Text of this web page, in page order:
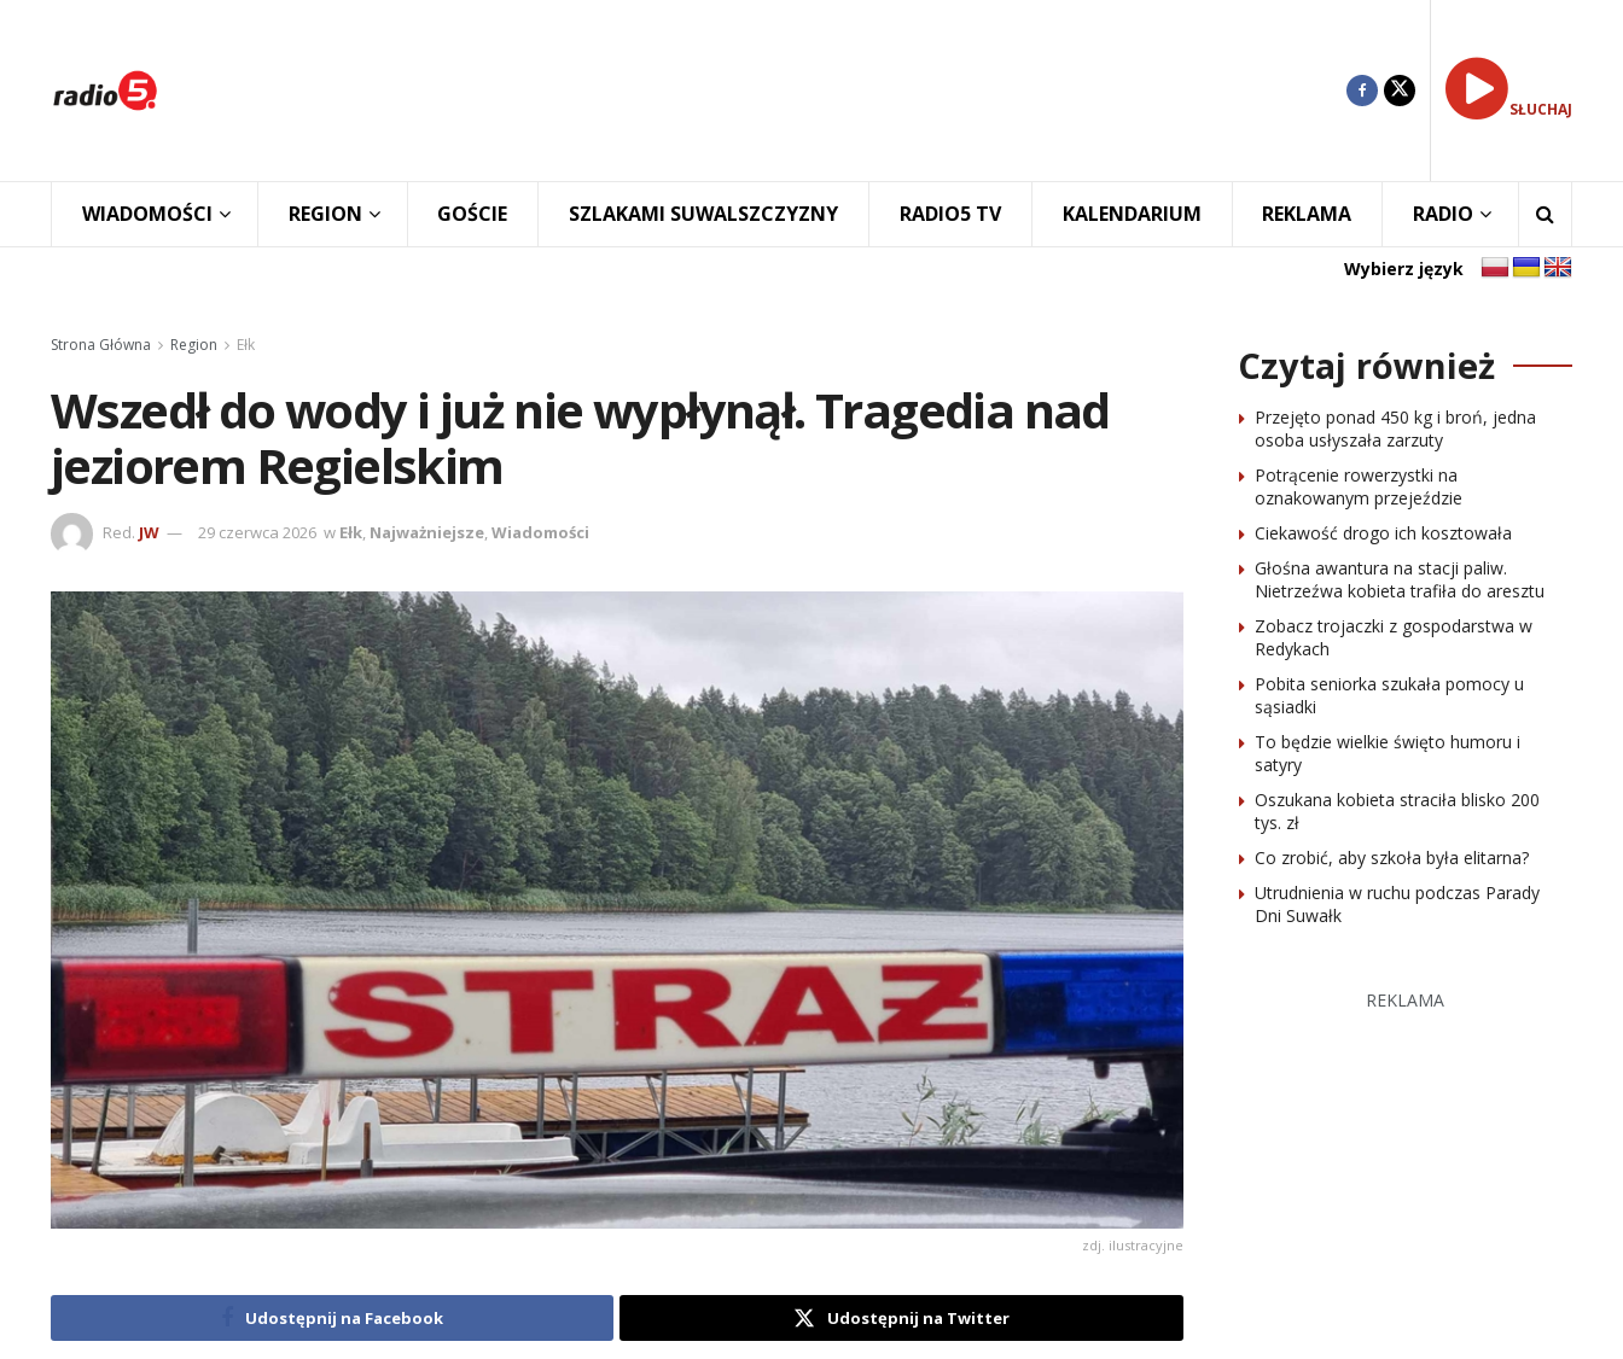
SŁUCHAJ
WIADOMOŚCI REGION GOŚCIE SZLAKAMI SUWALSZCZYZNY RADIO5 TV KALENDARIUM REKLAMA RADIO
Wybierz język
Strona Główna Region Ełk
Wszedł do wody i już nie wypłynął. Tragedia nad
jeziorem Regielskim
Red. JW 29 czerwca 2026 w Ełk, Najważniejsze,Wiadomości
zdj. ilustracyjne
Udostępnij na Facebook Udostępnij na Twitter
Czytaj również
Przejęto ponad 450 kg i broń, jedna
osoba usłyszała zarzuty
Potrącenie rowerzystki na
oznakowanym przejeździe
Ciekawość drogo ich kosztowała
Głośna awantura na stacji paliw.
Nietrzeźwa kobieta trafiła do aresztu
Zobacz trojaczki z gospodarstwa w
Redykach
Pobita seniorka szukała pomocy u
sąsiadki
To będzie wielkie święto humoru i
satyry
Oszukana kobieta straciła blisko 200
tys. zł
Co zrobić, aby szkoła była elitarna?
Utrudnienia w ruchu podczas Parady
Dni Suwałk
REKLAMA